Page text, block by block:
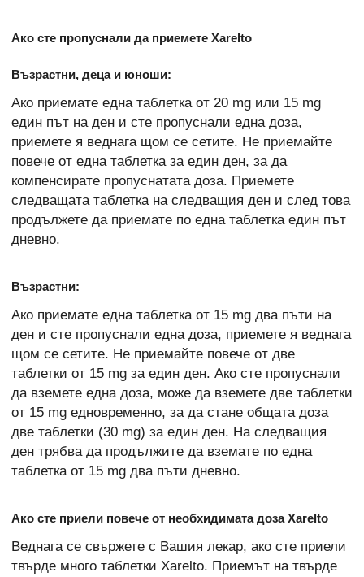
Ако сте пропуснали да приемете Xarelto
Възрастни, деца и юноши:
Ако приемате една таблетка от 20 mg или 15 mg
един път на ден и сте пропуснали една доза,
приемете я веднага щом се сетите. Не приемайте
повече от една таблетка за един ден, за да
компенсирате пропуснатата доза. Приемете
следващата таблетка на следващия ден и след това
продължете да приемате по една таблетка един път
дневно.
Възрастни:
Ако приемате една таблетка от 15 mg два пъти на
ден и сте пропуснали една доза, приемете я веднага
щом се сетите. Не приемайте повече от две
таблетки от 15 mg за един ден. Ако сте пропуснали
да вземете една доза, може да вземете две таблетки
от 15 mg едновременно, за да стане общата доза
две таблетки (30 mg) за един ден. На следващия
ден трябва да продължите да вземате по една
таблетка от 15 mg два пъти дневно.
Ако сте приели повече от необхидимата доза Xarelto
Веднага се свържете с Вашия лекар, ако сте приели
твърде много таблетки Xarelto. Приемът на твърде